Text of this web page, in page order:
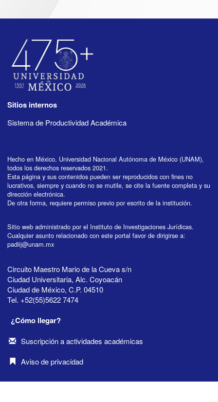
Sitios internos
Sistema de Productividad Académica
Hecho en México, Universidad Nacional Autónoma de México (UNAM),
todos los derechos reservados 2021.
Esta página y sus contenidos pueden ser reproducidos con fines no
lucrativos, siempre y cuando no se mutile, se cite la fuente completa y su
dirección electrónica.
De otra forma, requiere permiso previo por escrito de la institución.
Sitio web administrado por el Instituto de Investigaciones Jurídicas.
Cualquier asunto relacionado con este portal favor de dirigirse a:
padiij@unam.mx
Circuito Maestro Mario de la Cueva s/n
Ciudad Universitaria, Alc. Coyoacán
Ciudad de México, C.P. 04510
Tel. +52(55)5622 7474
¿Cómo llegar?
Suscripción a actividades académicas
Aviso de privacidad